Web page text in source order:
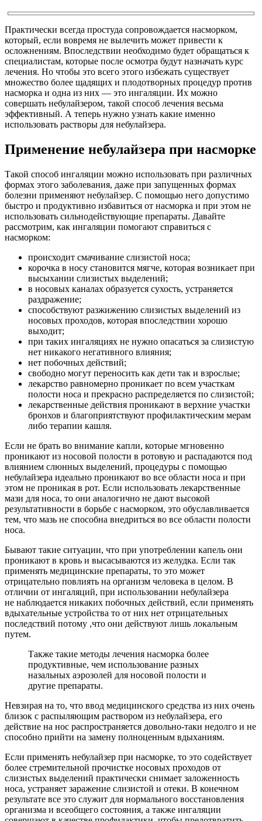
Практически всегда простуда сопровождается насморком,
который, если вовремя не вылечить может привести к
осложнениям. Впоследствии необходимо будет обращаться к
специалистам, которые после осмотра будут назначать курс
лечения. Но чтобы это всего этого избежать существует
множество более щадящих и плодотворных процедур против
насморка и одна из них — это ингаляции. Их можно
совершать небулайзером, такой способ лечения весьма
эффективный. А теперь нужно узнать какие именно
использовать растворы для небулайзера.
Применение небулайзера при насморке
Такой способ ингаляции можно использовать при различных
формах этого заболевания, даже при запущенных формах
болезни применяют небулайзер. С помощью него допустимо
быстро и продуктивно избавиться от насморка и при этом не
использовать сильнодействующие препараты. Давайте
рассмотрим, как ингаляции помогают справиться с
насморком:
происходит смачивание слизистой носа;
корочка в носу становится мягче, которая возникает при
высыхании слизистых выделений;
в носовых каналах образуется сухость, устраняется
раздражение;
способствуют разжижению слизистых выделений из
носовых проходов, которая впоследствии хорошо
выходит;
при таких ингаляциях не нужно опасаться за слизистую
нет никакого негативного влияния;
нет побочных действий;
свободно могут переносить как дети так и взрослые;
лекарство равномерно проникает по всем участкам
полости носа и прекрасно распределяется по слизистой;
лекарственные действия проникают в верхние участки
бронхов и благоприятствуют профилактическим мерам
либо терапии кашля.
Если не брать во внимание капли, которые мгновенно
проникают из носовой полости в ротовую и распадаются под
влиянием слюнных выделений, процедуры с помощью
небулайзера идеально проникают во все области носа и при
этом не проникая в рот. Если использовать лекарственные
мази для носа, то они аналогично не дают высокой
результативности в борьбе с насморком, это обуславливается
тем, что мазь не способна внедриться во все области полости
носа.
Бывают такие ситуации, что при употреблении капель они
проникают в кровь и высасываются из желудка. Если так
применять медицинские препараты, то это может
отрицательно повлиять на организм человека в целом. В
отличии от ингаляций, при использовании небулайзера
не наблюдается никаких побочных действий, если применять
вдыхательные устройства то от них нет отрицательных
последствий потому ,что они действуют лишь локальным
путем.
Также такие методы лечения насморка более
продуктивные, чем использование разных
назальных аэрозолей для носовой полости и
другие препараты.
Невзирая на то, что ввод медицинского средства из них очень
близок с распыляющим раствором из небулайзера, его
действие на нос распространяется довольно-таки недолго и не
способно прийти на замену полноценным вдыханиям.
Если применять небулайзер при насморке, то это содействует
более стремительной прочистке носовых проходов от
слизистых выделений практически снимает заложенность
носа, устраняет заражение слизистой и отеки. В конечном
результате все это служит для нормального восстановления
организма и всеобщего состояния, а также ингаляции